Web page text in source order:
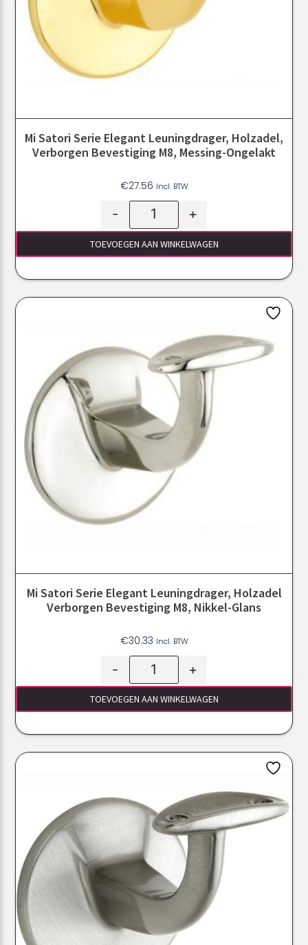
Mi Satori Serie Elegant Leuningdrager, Holzadel,
Verborgen Bevestiging M8, Messing-Ongelakt
€27.56 Incl. BTW
- +
TOEVOEGEN AAN WINKELWAGEN
Mi Satori Serie Elegant Leuningdrager, Holzadel
Verborgen Bevestiging M8, Nikkel-Glans
€30.33 Incl. BTW
- +
TOEVOEGEN AAN WINKELWAGEN